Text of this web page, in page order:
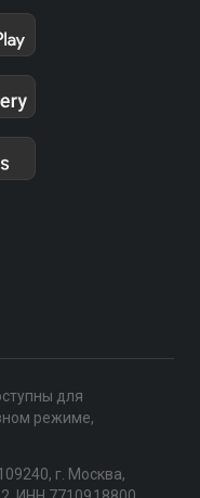
для
режиме,
г. Москва,